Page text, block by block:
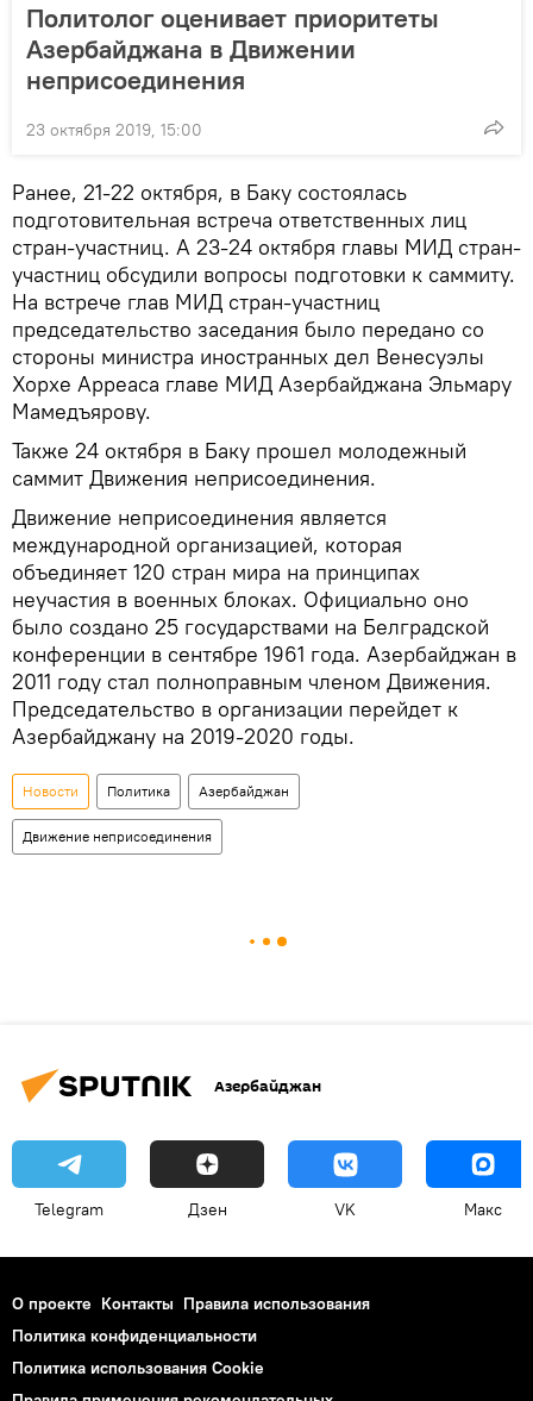
Политолог оценивает приоритеты
Азербайджана в Движении
неприсоединения
23 октября 2019, 15:00
Ранее, 21-22 октября, в Баку состоялась
подготовительная встреча ответственных лиц
стран-участниц. А 23-24 октября главы МИД стран-
участниц обсудили вопросы подготовки к саммиту.
На встрече глав МИД стран-участниц
председательство заседания было передано со
стороны министра иностранных дел Венесуэлы
Хорхе Арреаса главе МИД Азербайджана Эльмару
Мамедъярову.
Также 24 октября в Баку прошел молодежный
саммит Движения неприсоединения.
Движение неприсоединения является
международной организацией, которая
объединяет 120 стран мира на принципах
неучастия в военных блоках. Официально оно
было создано 25 государствами на Белградской
конференции в сентябре 1961 года. Азербайджан в
2011 году стал полноправным членом Движения.
Председательство в организации перейдет к
Азербайджану на 2019-2020 годы.
Новости Политика Азербайджан
Движение неприсоединения
Азербайджан
Telegram Дзен VK Макс
О проекте Контакты Правила использования
Политика конфиденциальности
Политика использования Cookie